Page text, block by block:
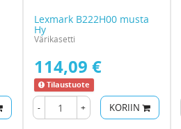
Lexmark B222H00 musta
Hy
Värikasetti
114,09 €
Tilaustuote
- + KORIIN